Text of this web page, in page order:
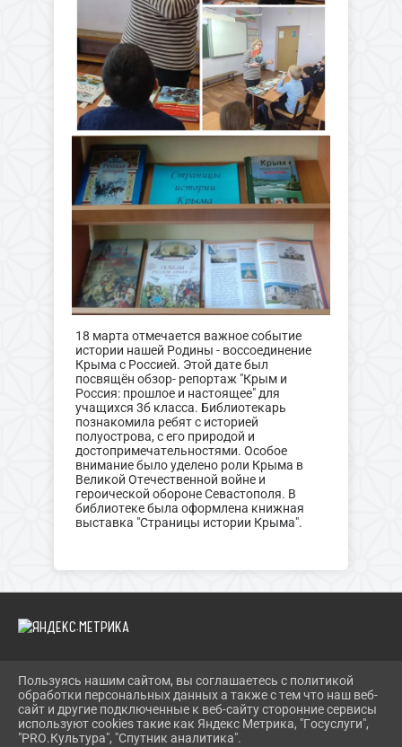
18 марта отмечается важное событие
истории нашей Родины - воссоединение
Крыма с Россией. Этой дате был
посвящён обзор- репортаж "Крым и
Россия: прошлое и настоящее" для
учащихся 3б класса. Библиотекарь
познакомила ребят с историей
полуострова, с его природой и
достопримечательностями. Особое
внимание было уделено роли Крыма в
Великой Отечественной войне и
героической обороне Севастополя. В
библиотеке была оформлена книжная
выставка "Страницы истории Крыма".
2026 Г. KURUMOCH-CK.RU
ВХОД
КАРТА САЙТА
ПОЛИТИКА ОБРАБОТКИ ПЕРСОНАЛЬНЫХ ДАННЫХ
Пользуясь нашим сайтом, вы соглашаетесь с политикой
обработки персональных данных а также с тем что наш веб-
сайт и другие подключенные к веб-сайту сторонние сервисы
используют cookies такие как Яндекс Метрика, "Госуслуги",
"PRO.Культура", "Спутник аналитика".